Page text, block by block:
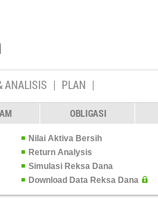
ANALISIS PLAN
OBLIGASI
Nilai Aktiva Bersih
Return Analysis
Simulasi Reksa Dana
Download Data Reksa Dana